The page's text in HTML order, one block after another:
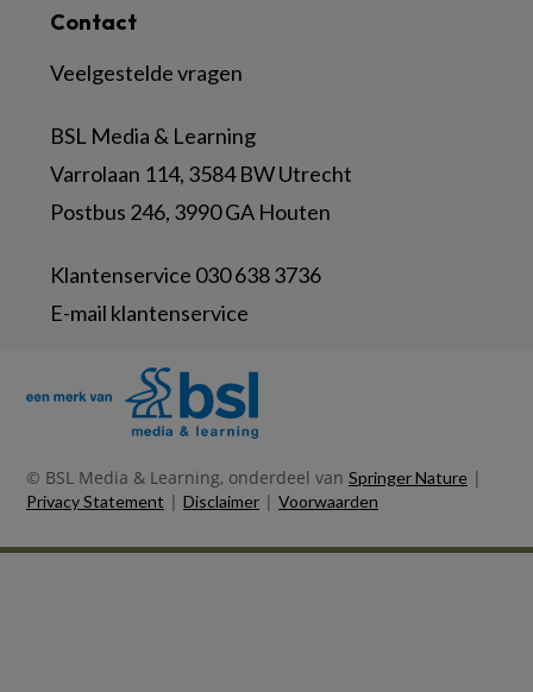
Contact
Veelgestelde vragen
BSL Media & Learning
Varrolaan 114, 3584 BW Utrecht
Postbus 246, 3990 GA Houten
Klantenservice 030 638 3736
E-mail klantenservice
© BSL Media & Learning, onderdeel van Springer Nature |
Privacy Statement | Disclaimer | Voorwaarden